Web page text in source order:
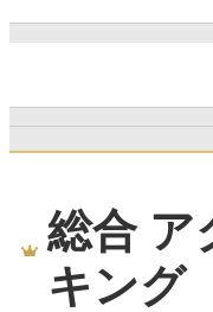
総合 ア
キング